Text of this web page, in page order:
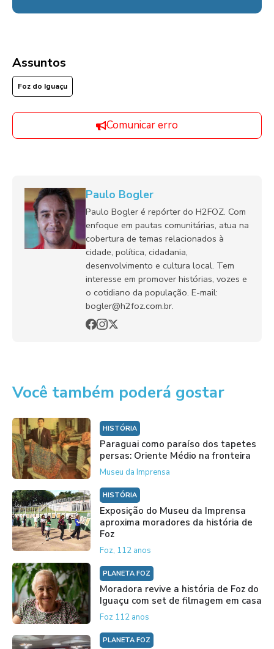
Assuntos
Foz do Iguaçu
Comunicar erro
Paulo Bogler
Paulo Bogler é repórter do H2FOZ. Com
enfoque em pautas comunitárias, atua na
cobertura de temas relacionados à
cidade, política, cidadania,
desenvolvimento e cultura local. Tem
interesse em promover histórias, vozes e
o cotidiano da população. E-mail:
bogler@h2foz.com.br.
Você também poderá gostar
HISTÓRIA
Paraguai como paraíso dos tapetes
persas: Oriente Médio na fronteira
Museu da Imprensa
HISTÓRIA
Exposição do Museu da Imprensa
aproxima moradores da história de
Foz
Foz, 112 anos
PLANETA FOZ
Moradora revive a história de Foz do
Iguaçu com set de filmagem em casa
Foz 112 anos
PLANETA FOZ